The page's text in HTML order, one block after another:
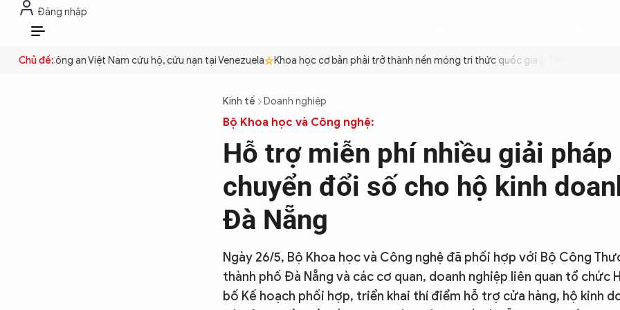
Đăng nhập
VI
Chủ đề:Công an Việt Nam cứu hộ, cứu nạn tại Venezuela Khoa học cơ bản phải trở thành nền móng tri thức quốc gia Triệt để tiết kiệm
Kinh tế Doanh nghiệp
Bộ Khoa học và Công nghệ:
Hỗ trợ miễn phí nhiều giải pháp
chuyển đổi số cho hộ kinh
Đà Nẵng
Ngày 26/5, Bộ Khoa học và Công nghệ đã phối hợp với Bộ Công
thành phố Đà Nẵng và các cơ quan, doanh nghiệp liên quan tổ chức
bố Kế hoạch phối hợp, triển khai thí điểm hỗ trợ cửa hàng, hộ kinh